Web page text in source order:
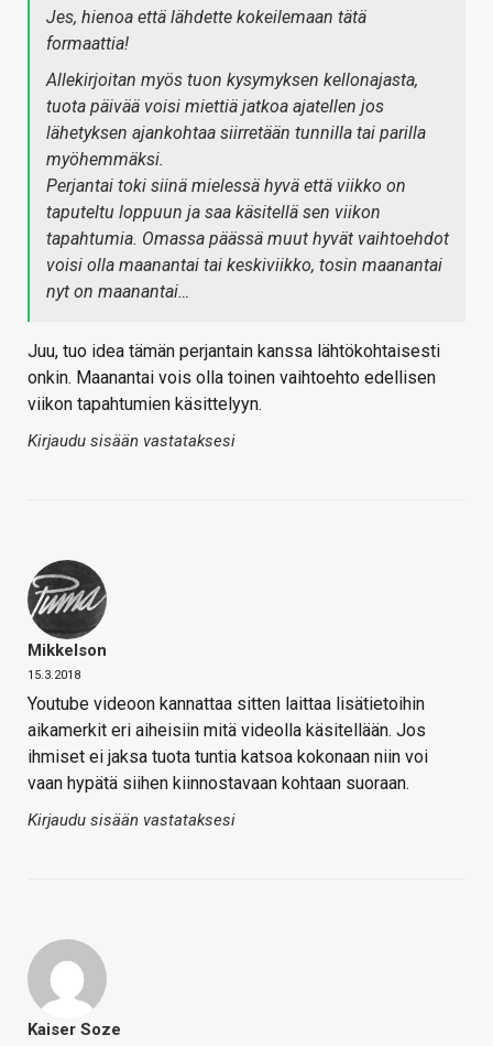
Jes, hienoa että lähdette kokeilemaan tätä
formaattia!
Allekirjoitan myös tuon kysymyksen kellonajasta,
tuota päivää voisi miettiä jatkoa ajatellen jos
lähetyksen ajankohtaa siirretään tunnilla tai parilla
myöhemmäksi.
Perjantai toki siinä mielessä hyvä että viikko on
taputeltu loppuun ja saa käsitellä sen viikon
tapahtumia. Omassa päässä muut hyvät vaihtoehdot
voisi olla maanantai tai keskiviikko, tosin maanantai
nyt on maanantai…
Juu, tuo idea tämän perjantain kanssa lähtökohtaisesti
onkin. Maanantai vois olla toinen vaihtoehto edellisen
viikon tapahtumien käsittelyyn.
Kirjaudu sisään vastataksesi
Mikkelson
15.3.2018
Youtube videoon kannattaa sitten laittaa lisätietoihin
aikamerkit eri aiheisiin mitä videolla käsitellään. Jos
ihmiset ei jaksa tuota tuntia katsoa kokonaan niin voi
vaan hypätä siihen kiinnostavaan kohtaan suoraan.
Kirjaudu sisään vastataksesi
Kaiser Soze